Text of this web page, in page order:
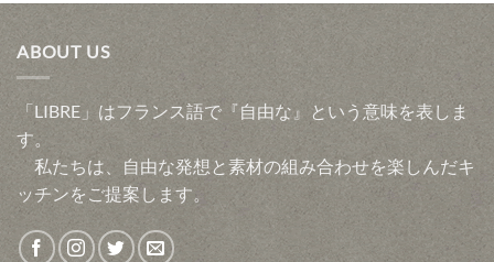
ABOUT US
「LIBRE」はフランス語で『自由な』という意味を表しま
す。
私たちは、自由な発想と素材の組み合わせを楽しんだキ
ッチンをご提案します。